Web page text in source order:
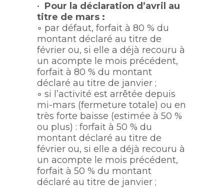
• Pour la déclaration d’avril au
titre de mars :
◦ par défaut, forfait à 80 % du
montant déclaré au titre de
février ou, si elle a déjà recouru à
un acompte le mois précédent,
forfait à 80 % du montant
déclaré au titre de janvier ;
◦ si l’activité est arrêtée depuis
mi-mars (fermeture totale) ou en
très forte baisse (estimée à 50 %
ou plus) : forfait à 50 % du
montant déclaré au titre de
février ou, si elle a déjà recouru à
un acompte le mois précédent,
forfait à 50 % du montant
déclaré au titre de janvier ;